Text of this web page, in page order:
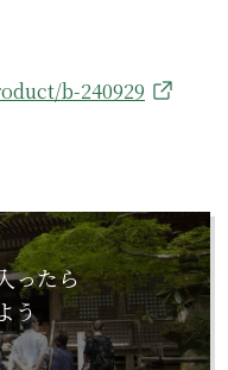
b-240929
ったら
う